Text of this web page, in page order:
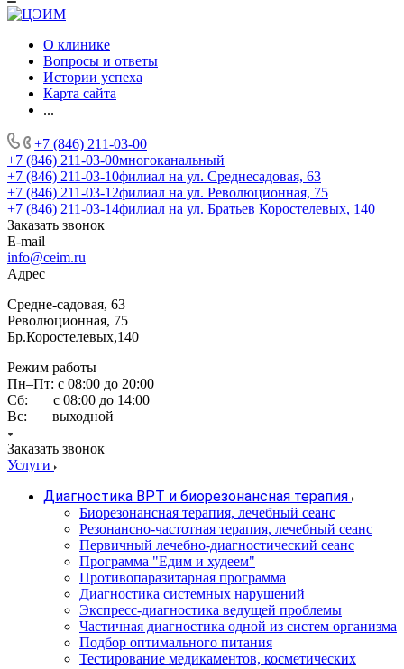
О клинике
Вопросы и ответы
Истории успеха
Карта сайта
...
+7 (846) 211-03-00
+7 (846) 211-03-00многоканальный
+7 (846) 211-03-10филиал на ул. Среднесадовая, 63
+7 (846) 211-03-12филиал на ул. Революционная, 75
+7 (846) 211-03-14филиал на ул. Братьев Коростелевых, 140
Заказать звонок
E-mail
info@ceim.ru
Адрес
Средне-садовая, 63
Революционная, 75
Бр.Коростелевых,140
Режим работы
Пн–Пт: с 08:00 до 20:00
Сб: с 08:00 до 14:00
Вс: выходной
Заказать звонок
Услуги
Диагностика ВРТ и биорезонансная терапия
Биорезонансная терапия, лечебный сеанс
Резонансно-частотная терапия, лечебный сеанс
Первичный лечебно-диагностический сеанс
Программа "Едим и худеем"
Противопаразитарная программа
Диагностика системных нарушений
Экспресс-диагностика ведущей проблемы
Частичная диагностика одной из систем организма
Подбор оптимального питания
Тестирование медикаментов, косметических